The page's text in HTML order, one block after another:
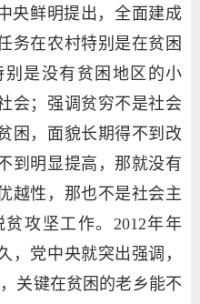
央鲜明提出，全面建成
务在农村特别是在贫困
是没有贫困地区的小
会；强调贫穷不是社会
困，面貌长期得不到改
到明显提高，那就没有
越性，那也不是社会主
攻坚工作。2012年年
，党中央就突出强调，
关键在贫困的老乡能不